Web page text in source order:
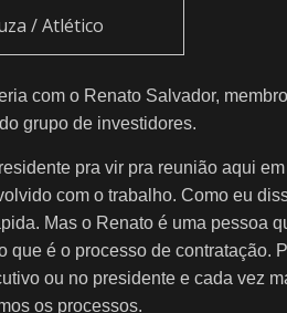
/ Atlético
com o Renato Salvador,
grupo de investidores.
pra vir pra reunião aqui
com o trabalho. Como eu
Mas o Renato é uma pessoa
que é o processo de contratação.
ou no presidente e cada vez
os processos.